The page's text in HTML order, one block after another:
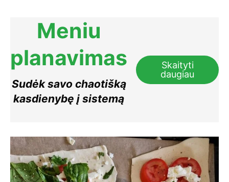
Meniu
planavimas
Sudėk savo chaotišką
kasdienybę į sistemą
Skaityti
daugiau